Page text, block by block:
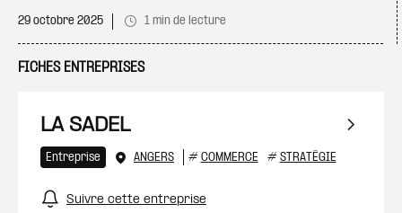
29 octobre 2025 1 min de lecture
FICHES ENTREPRISES
LA SADEL
Entreprise ANGERS # COMMERCE # STRATÉGIE
Suivre cette entreprise